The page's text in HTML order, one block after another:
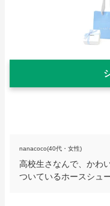
nanacoco(40代・女性)
高校生さなんで、かわ
ついているホースシュ